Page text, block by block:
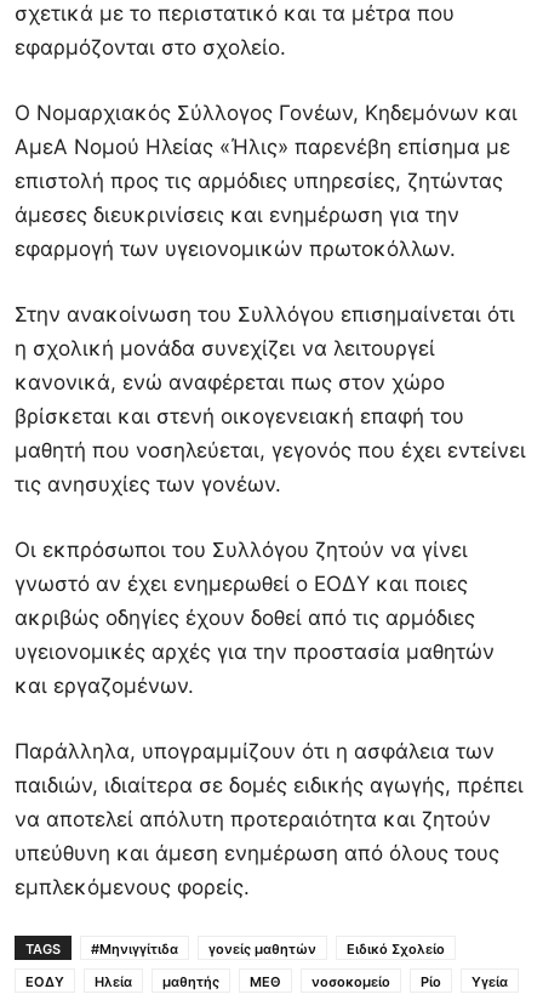
σχετικά με το περιστατικό και τα μέτρα που
εφαρμόζονται στο σχολείο.
Ο Νομαρχιακός Σύλλογος Γονέων, Κηδεμόνων και
ΑμεΑ Νομού Ηλείας «Ήλις» παρενέβη επίσημα με
επιστολή προς τις αρμόδιες υπηρεσίες, ζητώντας
άμεσες διευκρινίσεις και ενημέρωση για την
εφαρμογή των υγειονομικών πρωτοκόλλων.
Στην ανακοίνωση του Συλλόγου επισημαίνεται ότι
η σχολική μονάδα συνεχίζει να λειτουργεί
κανονικά, ενώ αναφέρεται πως στον χώρο
βρίσκεται και στενή οικογενειακή επαφή του
μαθητή που νοσηλεύεται, γεγονός που έχει εντείνει
τις ανησυχίες των γονέων.
Οι εκπρόσωποι του Συλλόγου ζητούν να γίνει
γνωστό αν έχει ενημερωθεί ο ΕΟΔΥ και ποιες
ακριβώς οδηγίες έχουν δοθεί από τις αρμόδιες
υγειονομικές αρχές για την προστασία μαθητών
και εργαζομένων.
Παράλληλα, υπογραμμίζουν ότι η ασφάλεια των
παιδιών, ιδιαίτερα σε δομές ειδικής αγωγής, πρέπει
να αποτελεί απόλυτη προτεραιότητα και ζητούν
υπεύθυνη και άμεση ενημέρωση από όλους τους
εμπλεκόμενους φορείς.
TAGS #Μηνιγγίτιδα γονείς μαθητών
Ειδικό Σχολείο
ΕΟΔΥ
Ηλεία μαθητής ΜΕΘ νοσοκομείο Ρίο Υγεία